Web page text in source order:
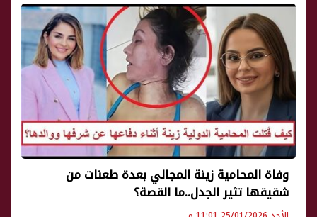
وفاة المحامية زينة المجالي بعدة طعنات من
شقيقها تثير الجدل..ما القصة؟